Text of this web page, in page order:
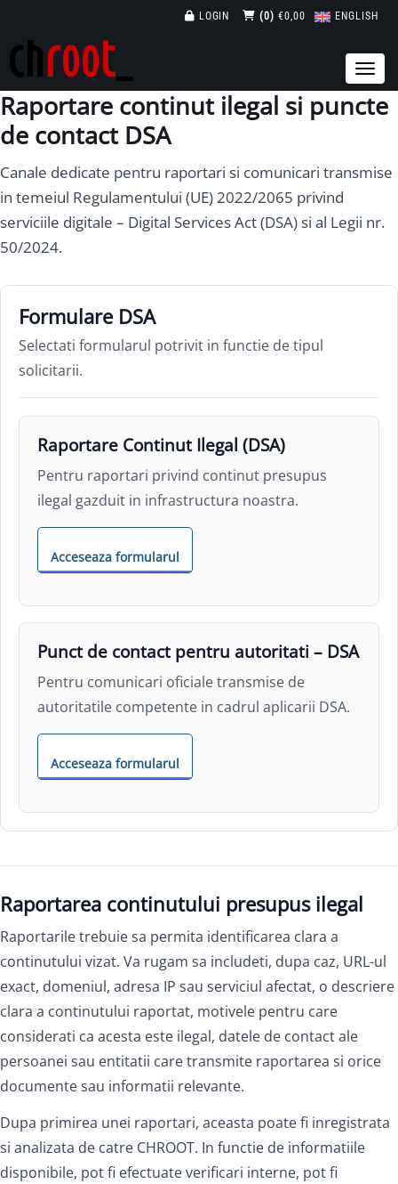
ENGLISH
(0) €0,00
LOGIN
Raportare continut ilegal si puncte
de contact DSA
Canale dedicate pentru raportari si comunicari transmise
in temeiul Regulamentului (UE) 2022/2065 privind
serviciile digitale – Digital Services Act (DSA) si al Legii nr.
50/2024.
Formulare DSA
Selectati formularul potrivit in functie de tipul
solicitarii.
Raportare Continut Ilegal (DSA)
Pentru raportari privind continut presupus
ilegal gazduit in infrastructura noastra.
Acceseaza formularul
Punct de contact pentru autoritati – DSA
Pentru comunicari oficiale transmise de
autoritatile competente in cadrul aplicarii DSA.
Acceseaza formularul
Raportarea continutului presupus ilegal
Raportarile trebuie sa permita identificarea clara a
continutului vizat. Va rugam sa includeti, dupa caz, URL-ul
exact, domeniul, adresa IP sau serviciul afectat, o descriere
clara a continutului raportat, motivele pentru care
considerati ca acesta este ilegal, datele de contact ale
persoanei sau entitatii care transmite raportarea si orice
documente sau informatii relevante.
Dupa primirea unei raportari, aceasta poate fi inregistrata
si analizata de catre CHROOT. In functie de informatiile
disponibile, pot fi efectuate verificari interne, pot fi